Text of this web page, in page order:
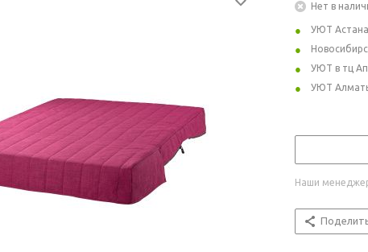
Нет в
УЮТ Астана
УЮТ в тц
УЮТ
Наши